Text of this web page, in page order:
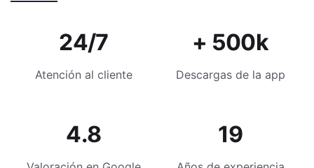
24/7
Atención al cliente
+ 500k
Descargas de la app
4.8 19